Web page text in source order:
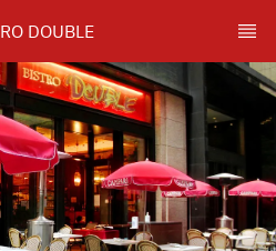
DOUBLE